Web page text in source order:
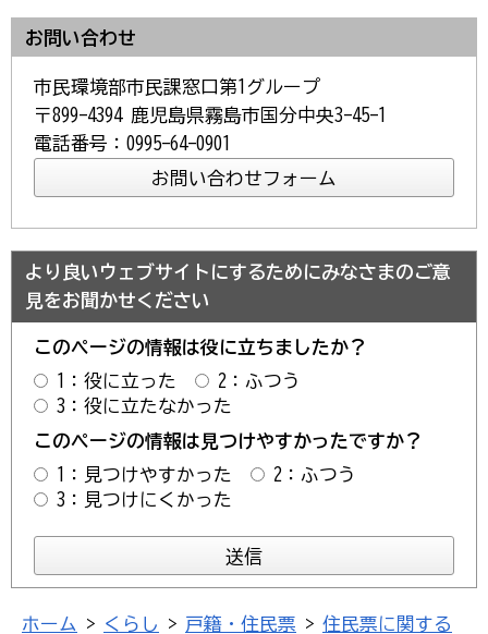
お問い合わせ
市民環境部市民課窓口第1グループ
〒899-4394 鹿児島県霧島市国分中央3-45-1
電話番号：0995-64-0901
より良いウェブサイトにするためにみなさまのご意
見をお聞かせください
このページの情報は役に立ちましたか？
1：役に立った
2：ふつう
3：役に立たなかった
このページの情報は見つけやすかったですか？
1：見つけやすかった
2：ふつう
3：見つけにくかった
ホーム > くらし > 戸籍・住民票 > 住民票に関する